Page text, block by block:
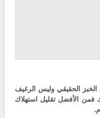
الخبز الحقيقي وليس الرغيف
الأفضل تقليل استهلاك